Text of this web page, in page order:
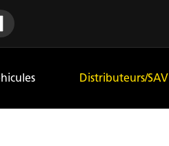
Distributeurs/SAV